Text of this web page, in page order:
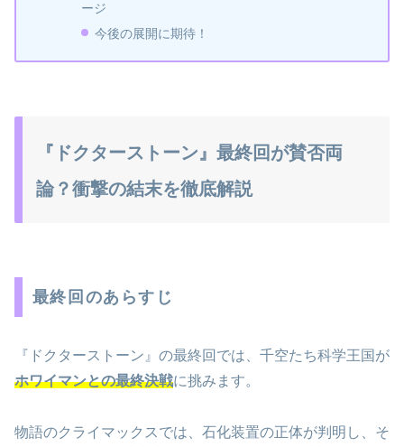
ージ
今後の展開に期待！
『ドクターストーン』最終回が賛否両
論？衝撃の結末を徹底解説
最終回のあらすじ
『ドクターストーン』の最終回では、千空たち科学王国が
ホワイマンとの最終決戦に挑みます。
物語のクライマックスでは、石化装置の正体が判明し、そ